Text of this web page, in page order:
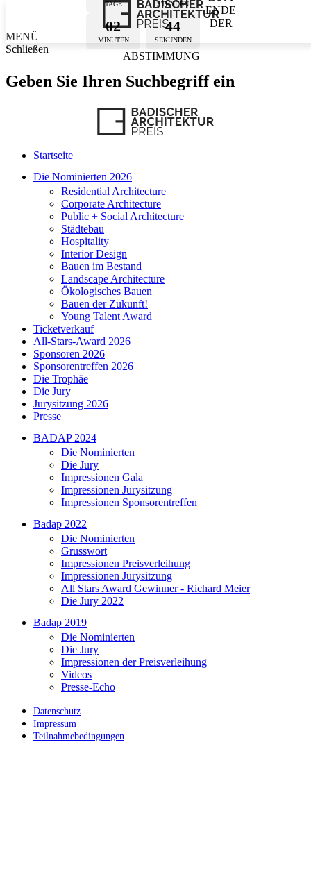
TAGE STUNDEN
02
MINUTEN
44
SEKUNDEN
ENDE
DER
ABSTIMMUNG
MENÜ
Schließen
Geben Sie Ihren Suchbegriff ein
Startseite
Die Nominierten 2026
Residential Architecture
Corporate Architecture
Public + Social Architecture
Städtebau
Hospitality
Interior Design
Bauen im Bestand
Landscape Architecture
Ökologisches Bauen
Bauen der Zukunft!
Young Talent Award
Ticketverkauf
All-Stars-Award 2026
Sponsoren 2026
Sponsorentreffen 2026
Die Trophäe
Die Jury
Jurysitzung 2026
Presse
BADAP 2024
Die Nominierten
Die Jury
Impressionen Gala
Impressionen Jurysitzung
Impressionen Sponsorentreffen
Badap 2022
Die Nominierten
Grusswort
Impressionen Preisverleihung
Impressionen Jurysitzung
All Stars Award Gewinner - Richard Meier
Die Jury 2022
Badap 2019
Die Nominierten
Die Jury
Impressionen der Preisverleihung
Videos
Presse-Echo
Datenschutz
Impressum
Teilnahmebedingungen